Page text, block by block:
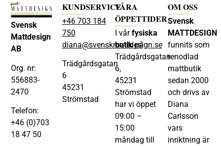
Svensk
Mattdesign
AB
Org. nr:
556883-
2470
Telefon:
+46 (0)703
18 47 50
KUNDSERVICE
+46 703 184
750
diana@svenskmattdesign.se
Trädgårdsgatan
6
45231
Strömstad
VÅRA
ÖPPETTIDER
I vårfysiska
butikpå
Trädgårdsgatan
6,
45231
Strömstad
har vi öppet
09:00 –
15:00
måndag till
OM OSS
Svensk
MATTDESIGN
funnits som
renodlad
mattbutik
sedan 2000
och drivs av
Diana
Carlsson
vars
inriktning är